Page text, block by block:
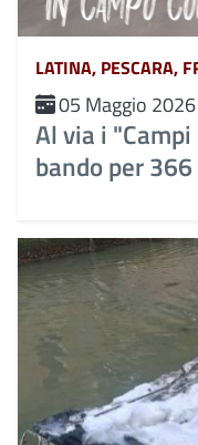
05 Maggio 2026
Al via i
bando per